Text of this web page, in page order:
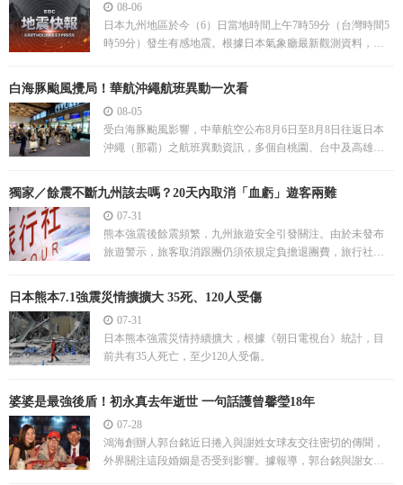
08-06
日本九州地區於今（6）日當地時間上午7時59分（台灣時間5
時59分）發生有感地震。根據日本氣象廳最新觀測資料，本
白海豚颱風攪局！華航沖繩航班異動一次看
08-05
受白海豚颱風影響，中華航空公布8月6日至8月8日往返日本
沖繩（那霸）之航班異動資訊，多個自桃園、台中及高雄出
獨家／餘震不斷九州該去嗎？20天內取消「血虧」遊客兩難
07-31
熊本強震後餘震頻繁，九州旅遊安全引發關注。由於未發布
旅遊警示，旅客取消跟團仍須依規定負擔退團費，旅行社目
日本熊本7.1強震災情擴擴大 35死、120人受傷
07-31
日本熊本強震災情持續擴大，根據《朝日電視台》統計，目
前共有35人死亡，至少120人受傷。
婆婆是最強後盾！初永真去年逝世 一句話護曾馨瑩18年
07-28
鴻海創辦人郭台銘近日捲入與謝姓女球友交往密切的傳聞，
外界關注這段婚姻是否受到影響。據報導，郭台銘與謝女因